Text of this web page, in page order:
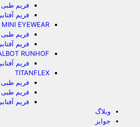
فریم طبی
فریم
MINI EYEWEAR
فریم طبی
فریم
RUNHOF
فریم
TITANFLEX
فریم طبی
فریم طبی
فریم
وبلاگ
جوایز